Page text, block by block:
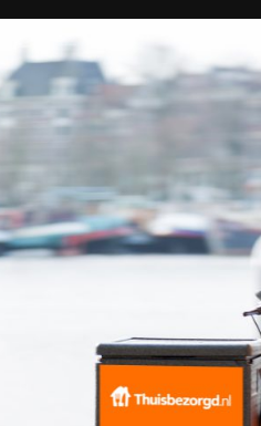
Treinkaartjes worden duurder,
abonnementen verdwijnen
9 months ago